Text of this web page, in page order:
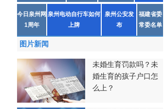
今日泉州网
1周年
泉州电动自行车如何
上牌
泉州公安发
布
福建省委
常委名单
图片新闻
未婚生育罚款吗？未
婚生育的孩子户口怎
么上？